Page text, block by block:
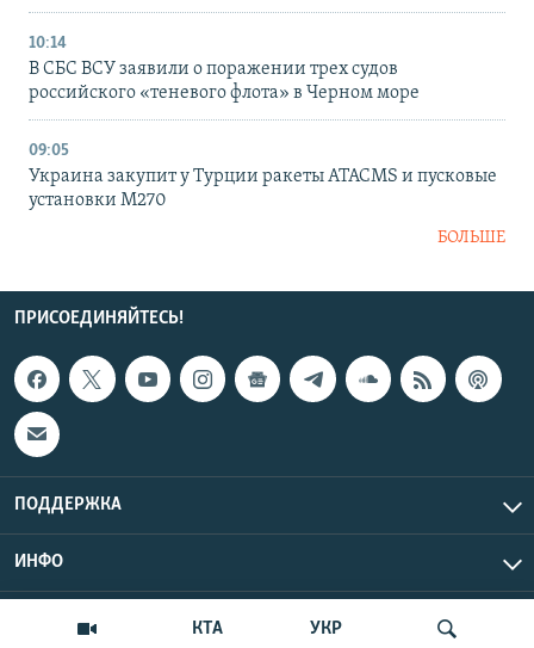
КТА УКР
10:14
В СБС ВСУ заявили о поражении трех судов
российского «теневого флота» в Черном море
09:05
Украина закупит у Турции ракеты ATACMS и пусковые
установки M270
БОЛЬШЕ
ПРИСОЕДИНЯЙТЕСЬ!
ПОДДЕРЖКА
ИНФО
Copyright Крым.Реалии, 2026 | Все права защищены.
UTC+3